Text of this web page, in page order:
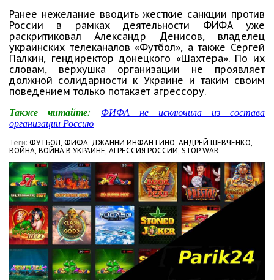
Ранее нежелание вводить жесткие санкции против
России в рамках деятельности ФИФА уже
раскритиковал Александр Денисов, владелец
украинских телеканалов «Футбол», а также Сергей
Палкин, гендиректор донецкого «Шахтера». По их
словам, верхушка организации не проявляет
должной солидарности к Украине и таким своим
поведением только потакает агрессору.
Также читайте: ФИФА не исключила из состава
организации Россию
Теги: ФУТБОЛ, ФИФА, ДЖАННИ ИНФАНТИНО, АНДРЕЙ ШЕВЧЕНКО,
ВОЙНА, ВОЙНА В УКРАИНЕ, АГРЕССИЯ РОССИИ, STOP WAR